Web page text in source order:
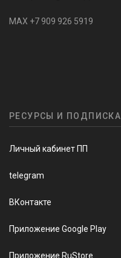
MAX +7 909 926 5919
РЕСУРСЫ И ПОДПИСКА
Личный кабинет ПП
telegram
ВКонтакте
Приложение Google Play
Приложение RuStore